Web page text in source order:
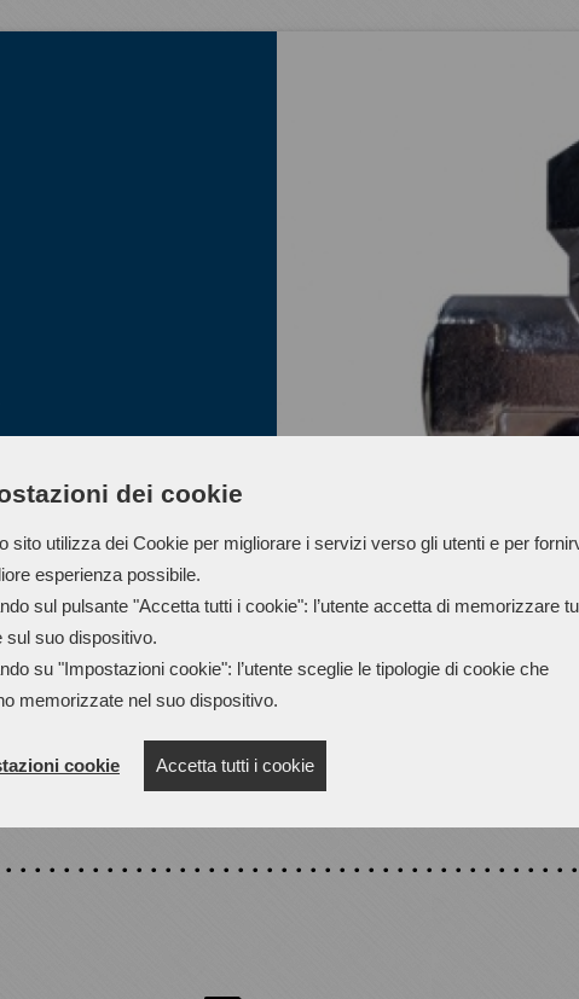
dei cookie
sito utilizza dei Cookie per migliorare i servizi verso gli utenti e per
esperienza possibile.
sul pulsante "Accetta tutti i cookie": l’utente accetta di memorizzare
sul suo dispositivo.
su "Impostazioni cookie": l’utente sceglie le tipologie di cookie che
memorizzate nel suo dispositivo.
cookie Accetta tutti i cookie